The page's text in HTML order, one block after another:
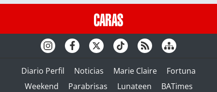
Diario Perfil Noticias Marie Claire
Fortuna
Weekend
Parabrisas Lunateen BATimes